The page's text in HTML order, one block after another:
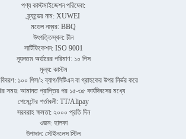
পণ্য কাস্টমাইজেশন পরিষেবা:
ব্র্যান্ডের নাম: XUWEI
মডেল নম্বর: BBQ
উৎপত্তিস্থল: চীন
সার্টিফিকেশন: ISO 9001
ন্যূনতম অর্ডারের পরিমাণ: ১০ পিস
মূল্য: কাস্টম
১০০ পিস/২ ব্যাগ/সিটিএন বা গ্রাহকের উপর নির্ভর করে
সময়: আমানত প্রাপ্তির পর ১৫-৩৫ কার্যদিবসের মধ্যে
পেমেন্টের শর্তাবলী: TT/Alipay
সরবরাহ ক্ষমতা: ২০০০ প্রতি দিন
ওজন: হালকা
উপাদান: স্টেইনলেস স্টিল